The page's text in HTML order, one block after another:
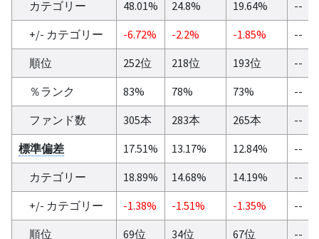
カテゴリー
48.01% 24.8% 19.64%
--
+/- カテゴリー
-6.72% -2.2% -1.85%
--
順位
252位 218位 193位
--
％ランク
83% 78% 73%
--
ファンド数
305本 283本 265本
--
標準偏差
17.51% 13.17% 12.84%
--
カテゴリー
18.89% 14.68% 14.19%
--
+/- カテゴリー
-1.38% -1.51% -1.35%
--
順位
69位 34位 67位
--